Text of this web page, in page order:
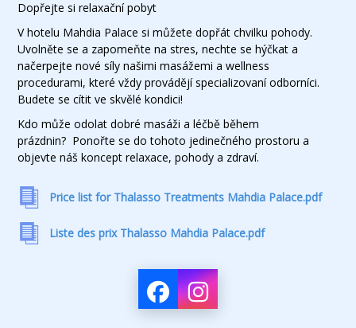
Dopřejte si relaxační pobyt
V hotelu Mahdia Palace si můžete dopřát chvilku pohody.
Uvolněte se a zapomeňte na stres, nechte se hýčkat a
načerpejte nové síly našimi masážemi a wellness
procedurami, které vždy provádějí specializovaní odborníci.
Budete se cítit ve skvělé kondici!
Kdo může odolat dobré masáži a léčbě během
prázdnin? Ponořte se do tohoto jedinečného prostoru a
objevte náš koncept relaxace, pohody a zdraví.
Price list for Thalasso Treatments Mahdia Palace.pdf
Liste des prix Thalasso Mahdia Palace.pdf